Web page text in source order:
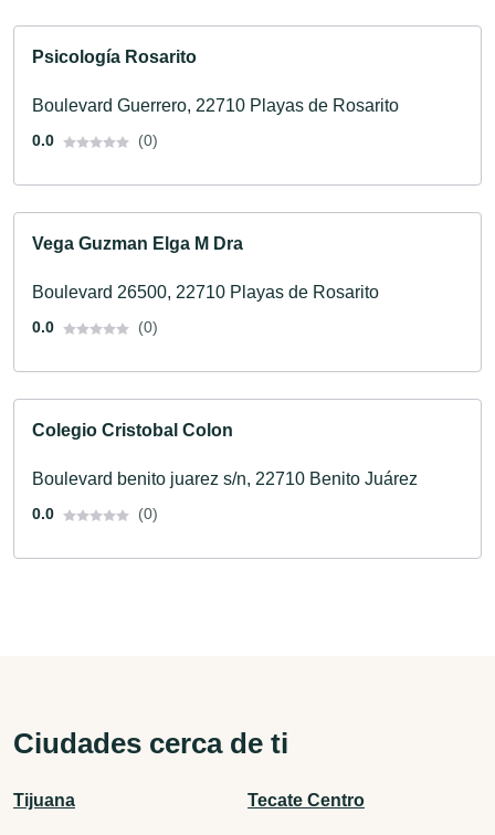
Psicología Rosarito
Boulevard Guerrero, 22710 Playas de Rosarito
0.0 (0)
Vega Guzman Elga M Dra
Boulevard 26500, 22710 Playas de Rosarito
0.0 (0)
Colegio Cristobal Colon
Boulevard benito juarez s/n, 22710 Benito Juárez
0.0 (0)
Ciudades cerca de ti
Tijuana Tecate Centro